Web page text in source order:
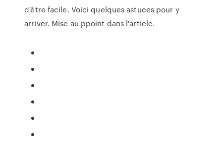
d'être facile. Voici quelques astuces pour y
arriver. Mise au ppoint dans l'article.